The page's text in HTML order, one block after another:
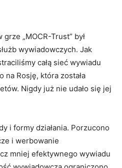
„MOCR-Trust” był
wywiadowczych. Jak
całą sieć wywiadu
Rosję, która została
Nigdy już nie udało się jej
i formy działania. Porzucono
i werbowanie
mniej efektywnego wywiadu